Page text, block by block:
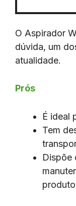
O Aspirador
dúvida, um
atualidade.
Prós
É ideal
Tem
Dispõe